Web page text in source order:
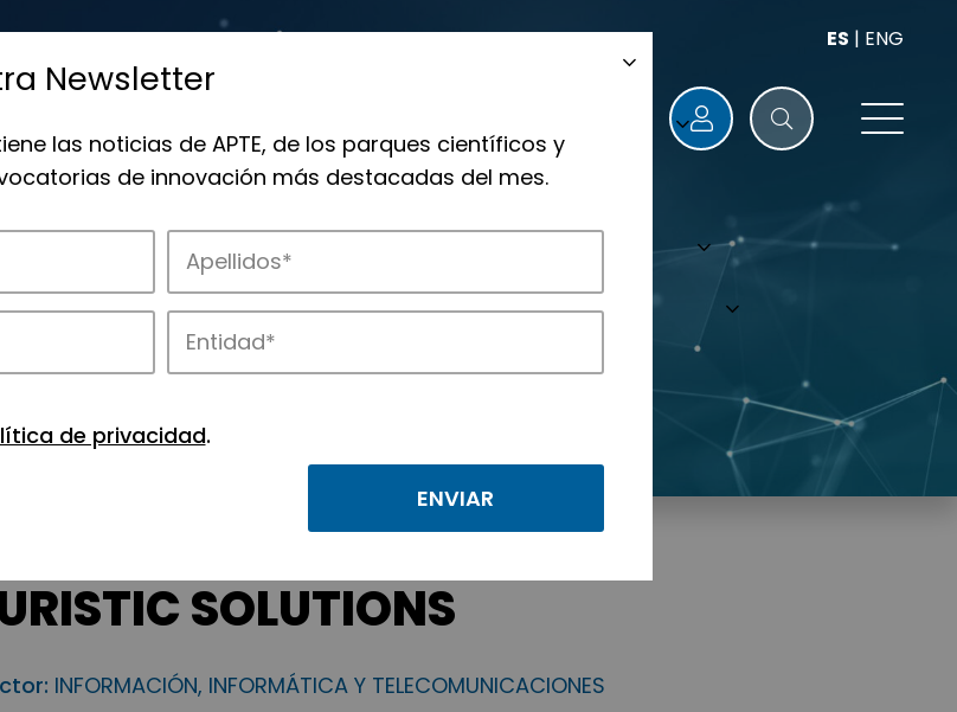
ES | ENG
en los parques de APTE.
SOLUTIONS
INFORMACIÓN, INFORMÁTICA Y TELECOMUNICACIONES
Newsletter
las noticias de APTE, de los parques científicos y
de innovación más destacadas del mes.
de privacidad.